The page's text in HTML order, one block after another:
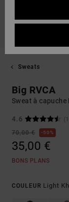
Sweats
Big RVCA
Sweat à capuche
4.6
70,00 €
50%
35,00 €
BONS PLANS
COULEUR Light